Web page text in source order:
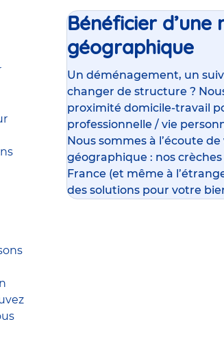
Bénéficier d’une
géographique
Un déménagement, un
changer de structure ?
proximité domicile-travail
professionnelle / vie
Nous sommes à l’écoute
géographique : nos
France (et même à
des solutions pour votre